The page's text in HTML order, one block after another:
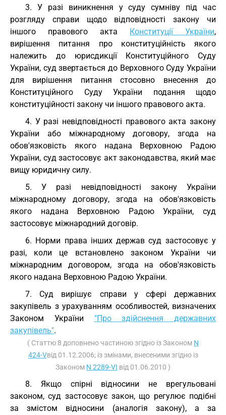
3. У разі виникнення у суду сумніву під час
розгляду справи щодо відповідності закону чи
іншого правового акта Конституції України,
вирішення питання про конституційність якого
належить до юрисдикції Конституційного Суду
України, суд звертається до Верховного Суду України
для вирішення питання стосовно внесення до
Конституційного Суду України подання щодо
конституційності закону чи іншого правового акта.
4. У разі невідповідності правового акта закону
України або міжнародному договору, згода на
обов'язковість якого надана Верховною Радою
України, суд застосовує акт законодавства, який має
вищу юридичну силу.
5. У разі невідповідності закону України
міжнародному договору, згода на обов'язковість
якого надана Верховною Радою України, суд
застосовує міжнародний договір.
6. Норми права інших держав суд застосовує у
разі, коли це встановлено законом України чи
міжнародним договором, згода на обов'язковість
якого надана Верховною Радою України.
7. Суд вирішує справи у сфері державних
закупівель з урахуванням особливостей, визначених
Законом України "Про здійснення державних
закупівель".
( Статтю 8 доповнено частиною згідно із Законом N
424-Vвід 01.12.2006; із змінами, внесеними згідно із
Законом N 2289-VI від 01.06.2010 )
8. Якщо спірні відносини не врегульовані
законом, суд застосовує закон, що регулює подібні
за змістом відносини (аналогія закону), а за